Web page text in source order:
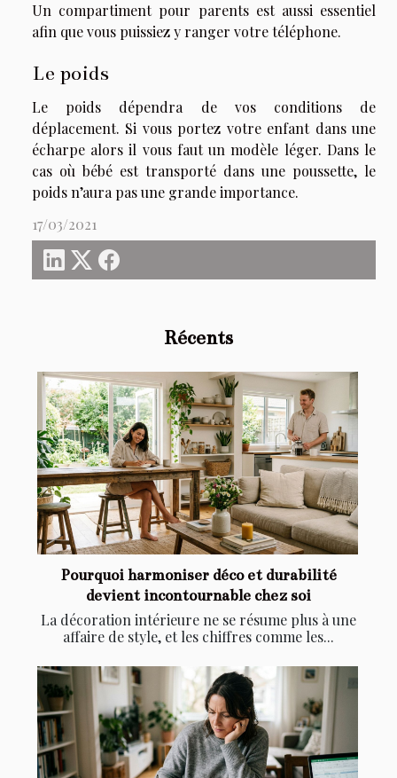
Récents
Pourquoi harmoniser déco et durabilité
devient incontournable chez soi
La décoration intérieure ne se résume plus à une
affaire de style, et les chiffres comme les...
Un compartiment pour parents est aussi essentiel
afin que vous puissiez y ranger votre téléphone.
Le poids
Le poids dépendra de vos conditions de
déplacement. Si vous portez votre enfant dans une
écharpe alors il vous faut un modèle léger. Dans le
cas où bébé est transporté dans une poussette, le
poids n’aura pas une grande importance.
17/03/2021